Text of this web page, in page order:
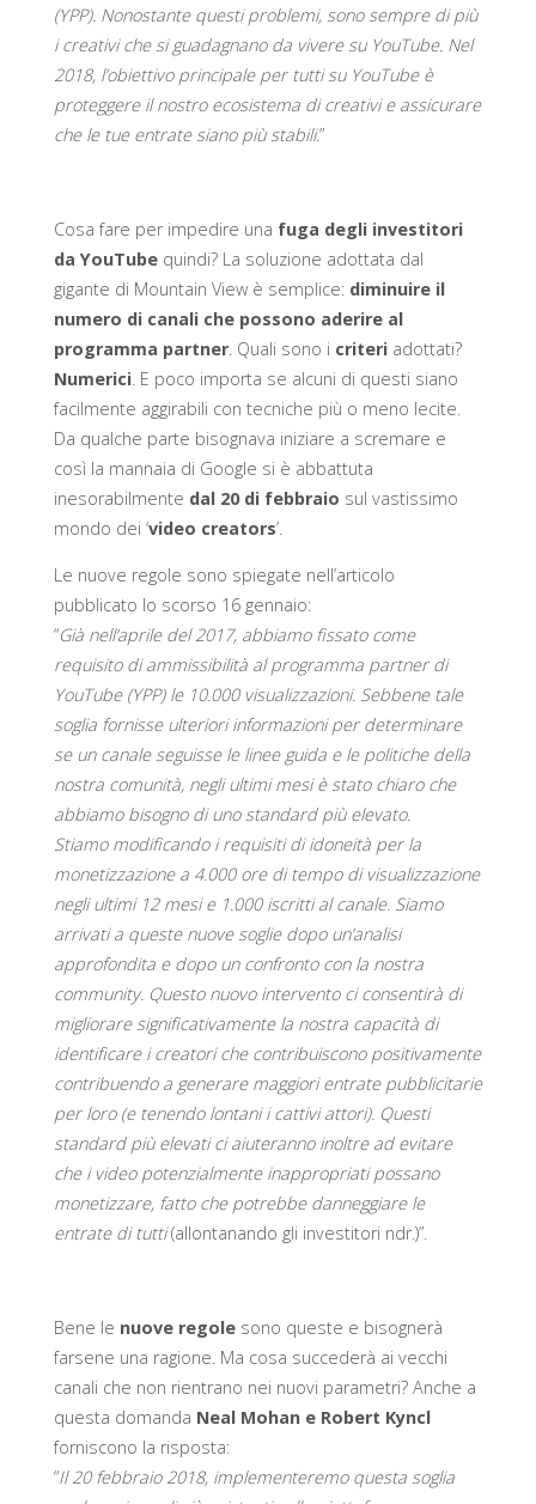
(YPP). Nonostante questi problemi, sono sempre di più
i creativi che si guadagnano da vivere su YouTube. Nel
2018, l’obiettivo principale per tutti su YouTube è
proteggere il nostro ecosistema di creativi e assicurare
che le tue entrate siano più stabili.”
Cosa fare per impedire una fuga degli investitori
da YouTubequindi? La soluzione adottata dal
gigante di Mountain View è semplice: diminuire il
numero di canali che possono aderire al
programma partner. Quali sono i criteriadottati?
Numerici. E poco importa se alcuni di questi siano
facilmente aggirabili con tecniche più o meno lecite.
Da qualche parte bisognava iniziare a scremare e
così la mannaia di Google si è abbattuta
inesorabilmente dal 20 di febbraio sul vastissimo
mondo dei ‘video creators’.
Le nuove regole sono spiegate nell’articolo
pubblicato lo scorso 16 gennaio:
“Già nell’aprile del 2017, abbiamo fissato come
requisito di ammissibilità al programma partner di
YouTube (YPP) le 10.000 visualizzazioni. Sebbene tale
soglia fornisse ulteriori informazioni per determinare
se un canale seguisse le linee guida e le politiche della
nostra comunità, negli ultimi mesi è stato chiaro che
abbiamo bisogno di uno standard più elevato.
Stiamo modificando i requisiti di idoneità per la
monetizzazione a 4.000 ore di tempo di visualizzazione
negli ultimi 12 mesi e 1.000 iscritti al canale. Siamo
arrivati ​​a queste nuove soglie dopo un’analisi
approfondita e dopo un confronto con la nostra
community. Questo nuovo intervento ci consentirà di
migliorare significativamente la nostra capacità di
identificare i creatori che contribuiscono positivamente
contribuendo a generare maggiori entrate pubblicitarie
per loro (e tenendo lontani i cattivi attori). Questi
standard più elevati ci aiuteranno inoltre ad evitare
che i video potenzialmente inappropriati possano
monetizzare, fatto che potrebbe danneggiare le
entrate di tutti(allontanando gli investitori ndr.)”.
Bene le nuove regolesono queste e bisognerà
farsene una ragione. Ma cosa succederà ai vecchi
canali che non rientrano nei nuovi parametri? Anche a
questa domanda Neal Mohan e Robert Kyncl
forniscono la risposta:
“Il 20 febbraio 2018, implementeremo questa soglia